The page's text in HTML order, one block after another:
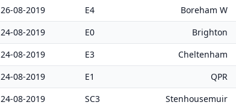
26-08-2019 E4 Boreham W
24-08-2019 E0 Brighton
24-08-2019 E3 Cheltenham
24-08-2019 E1 QPR
24-08-2019 SC3 Stenhousemuir